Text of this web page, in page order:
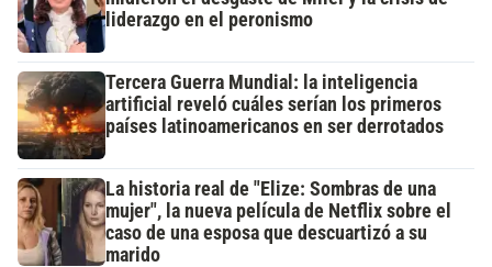
liderazgo en el peronismo
Tercera Guerra Mundial: la inteligencia
artificial reveló cuáles serían los primeros
países latinoamericanos en ser derrotados
La historia real de "Elize: Sombras de una
mujer", la nueva película de Netflix sobre el
caso de una esposa que descuartizó a su
marido